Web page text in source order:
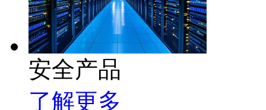
安全产品
了解更多